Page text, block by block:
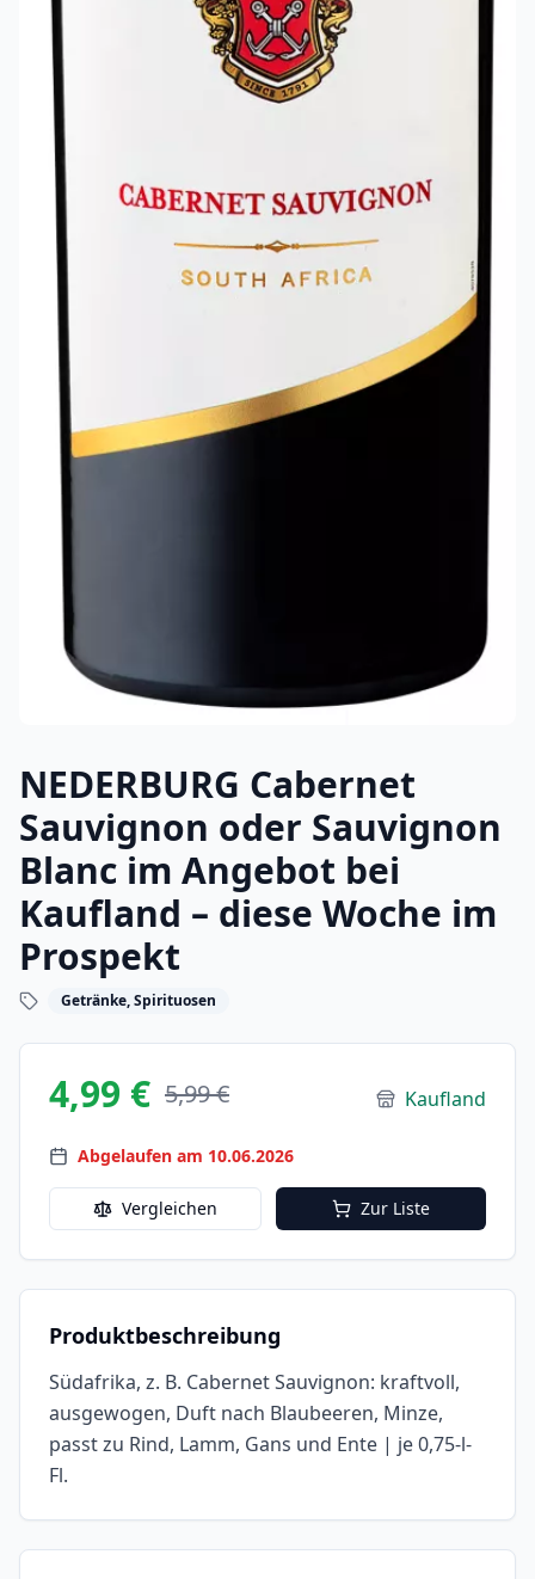
NEDERBURG Cabernet
Sauvignon oder Sauvignon
Blanc im Angebot bei
Kaufland – diese Woche im
Prospekt
Getränke, Spirituosen
4,99 € 5,99 € Kaufland
Abgelaufen am 10.06.2026
Vergleichen Zur Liste
Produktbeschreibung
Südafrika, z. B. Cabernet Sauvignon: kraftvoll,
ausgewogen, Duft nach Blaubeeren, Minze,
passt zu Rind, Lamm, Gans und Ente | je 0,75-l-
Fl.